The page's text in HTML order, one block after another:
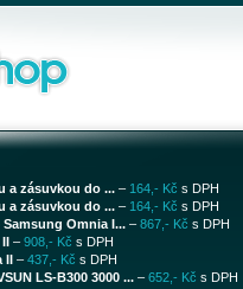
a zásuvkou do ... – 164,- Kč s DPH
a zásuvkou do ... – 164,- Kč s DPH
Omnia I... – 867,- Kč s DPH
– 908,- Kč s DPH
II – 437,- Kč s DPH
LS-B300 3000 ... – 652,- Kč s DPH